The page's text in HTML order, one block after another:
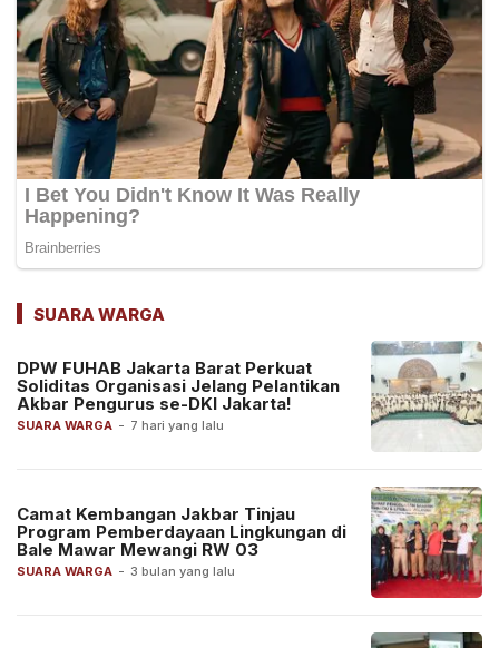
SUARA WARGA
SUARA WARGA - 7 hari yang lalu
DPW FUHAB Jakarta Barat Perkuat
Soliditas Organisasi Jelang Pelantikan
Akbar Pengurus se-DKI Jakarta!
SUARA WARGA - 3 bulan yang lalu
Camat Kembangan Jakbar Tinjau
Program Pemberdayaan Lingkungan di
Bale Mawar Mewangi RW 03